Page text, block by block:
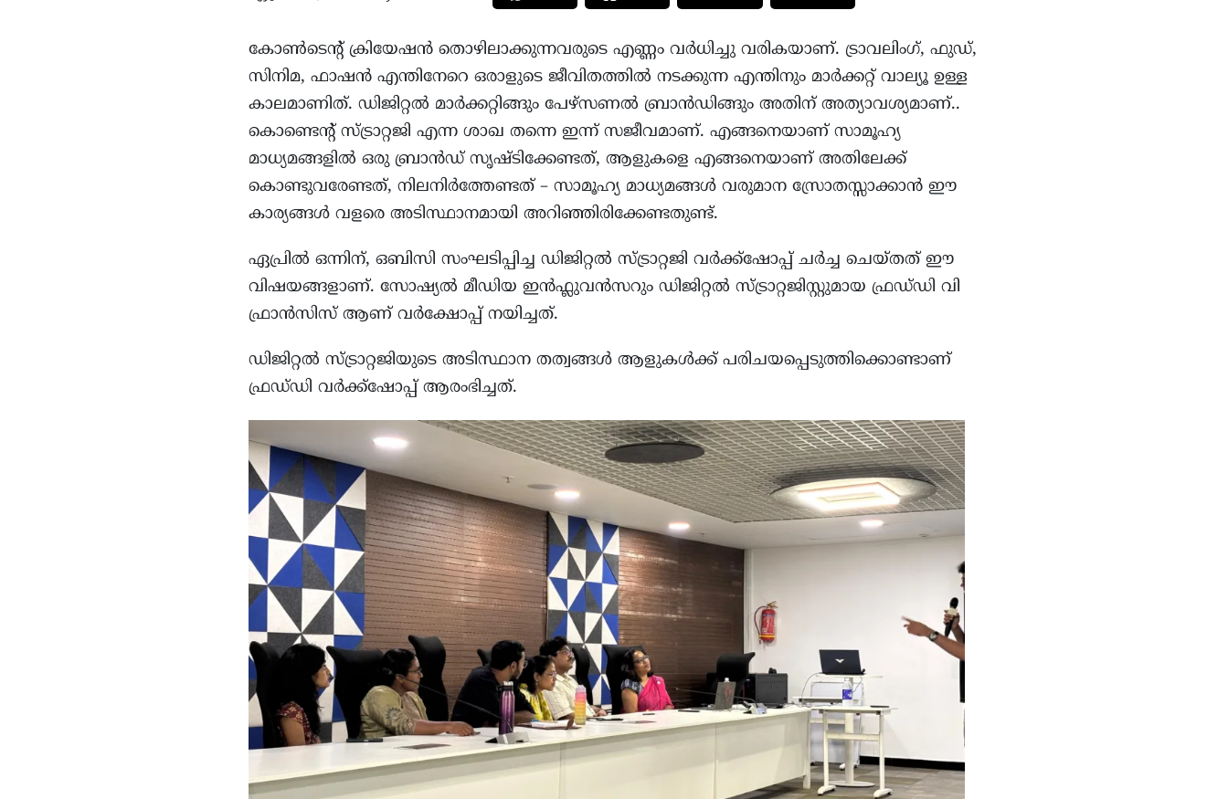
കോൺടെന്റ് ക്രിയേഷൻ തൊഴിലാക്കുന്നവരുടെ എണ്ണം വർധിച്ചു വരികയാണ്. ട്രാവലിംഗ്, ഫുഡ്,
സിനിമ, ഫാഷൻ എന്തിനേറെ ഒരാളുടെ ജീവിതത്തിൽ നടക്കുന്ന എന്തിനും മാർക്കറ്റ് വാല്യൂ ഉള്ള
കാലമാണിത്. ഡിജിറ്റൽ മാർക്കറ്റിങ്ങും പേഴ്സണൽ ബ്രാൻഡിങ്ങും അതിന് അത്യാവശ്യമാണ്..
കൊണ്ടെന്റ് സ്ട്രാറ്റജി എന്ന ശാഖ തന്നെ ഇന്ന് സജീവമാണ്. എങ്ങനെയാണ് സാമൂഹ്യ
മാധ്യമങ്ങളിൽ ഒരു ബ്രാൻഡ് സൃഷ്ടിക്കേണ്ടത്, ആളുകളെ എങ്ങനെയാണ് അതിലേക്ക്
കൊണ്ടുവരേണ്ടത്, നിലനിർത്തേണ്ടത് – സാമൂഹ്യ മാധ്യമങ്ങൾ വരുമാന സ്രോതസ്സാക്കാൻ ഈ
കാര്യങ്ങൾ വളരെ അടിസ്ഥാനമായി അറിഞ്ഞിരിക്കേണ്ടതുണ്ട്.
ഏപ്രിൽ ഒന്നിന്, ഒബിസി സംഘടിപ്പിച്ച ഡിജിറ്റൽ സ്ട്രാറ്റജി വർക്ക്‌ഷോപ്പ് ചർച്ച ചെയ്തത് ഈ
വിഷയങ്ങളാണ്. സോഷ്യൽ മീഡിയ ഇൻഫ്ലുവൻസറും ഡിജിറ്റൽ സ്ട്രാറ്റജിസ്റ്റുമായ ഫ്രഡ്‌ഡി വി
ഫ്രാൻസിസ് ആണ് വർക്ഷോപ്പ് നയിച്ചത്.
ഡിജിറ്റൽ സ്ട്രാറ്റജിയുടെ അടിസ്ഥാന തത്വങ്ങൾ ആളുകൾക്ക് പരിചയപ്പെടുത്തിക്കൊണ്ടാണ്
ഫ്രഡ്‌ഡി വർക്ക്‌ഷോപ്പ് ആരംഭിച്ചത്.